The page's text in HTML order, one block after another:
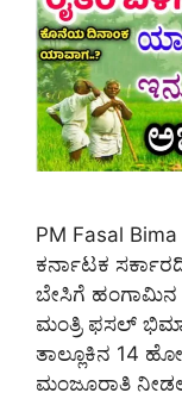
PM Fasal Bima
ಕರ್ನಾಟಕ
ಬೇಸಿಗೆ ಹಂಗಾಮಿನ
ಮಂತ್ರಿ ಫಸಲ್
ತಾಲ್ಲೂಕಿನ 14
ಮಂಜೂರಾತಿ